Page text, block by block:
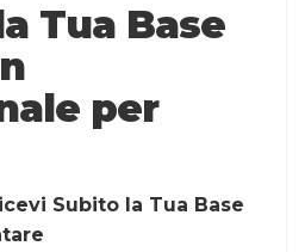
Tua Base
per
Subito la Tua Base